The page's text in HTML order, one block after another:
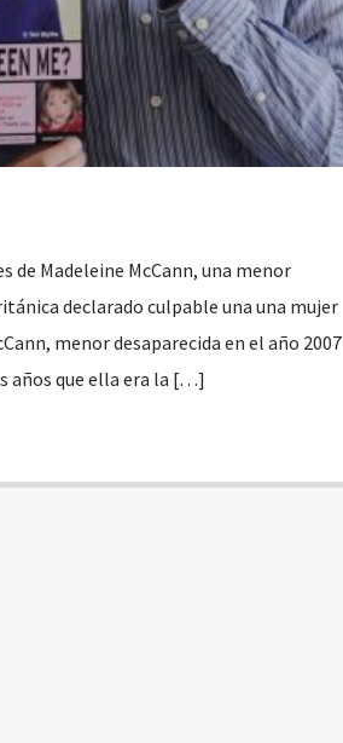
de Madeleine McCann, una menor
declarado culpable una una mujer
menor desaparecida en el año 2007
años que ella era la […]